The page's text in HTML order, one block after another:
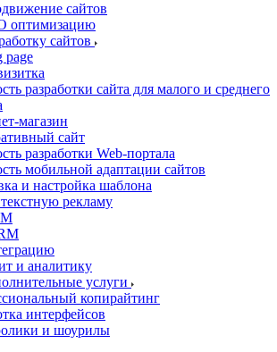
сайтов
оптимизацию
сайтов
page
разработки сайта для малого и среднего
магазин
сайт
разработки Web-портала
мобильной адаптации сайтов
и настройка шаблона
рекламу
и аналитику
услуги
копирайтинг
интерфейсов
и шоурилы